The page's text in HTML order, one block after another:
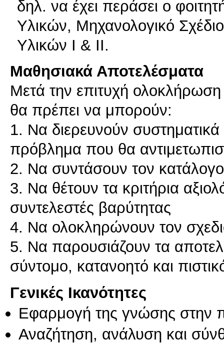
δηλ. να έχει περάσει ο
Υλικών, Μηχανολογικό
Υλικών Ι & ΙΙ.
Μαθησιακά Αποτελέσματα
Μετά την επιτυχή
θα πρέπει να μπορούν:
1. Να διερευνούν συστηματικά
πρόβλημα που θα
2. Να συντάσουν τον
3. Να θέτουν τα κριτήρια
συντελεστές βαρύτητας
4. Να ολοκληρώνουν τον
5. Να παρουσιάζουν τα
σύντομο, κατανοητό και
Γενικές Ικανότητες
Εφαρμογή της γνώσης στην
Αναζήτηση, ανάλυση και